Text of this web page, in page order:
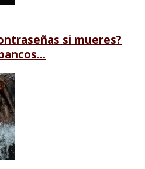
si mueres?